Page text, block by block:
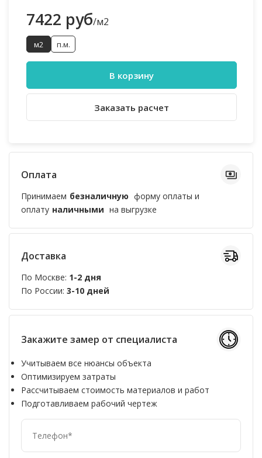
7422 руб/м2
м2 п.м.
В корзину
Заказать расчет
Оплата
Принимаем безналичную форму оплаты и
оплату наличными на выгрузке
Доставка
По Москве: 1-2 дня
По России: 3-10 дней
Закажите замер от специалиста
Учитываем все нюансы объекта
Оптимизируем затраты
Рассчитываем стоимость материалов и работ
Подготавливаем рабочий чертеж